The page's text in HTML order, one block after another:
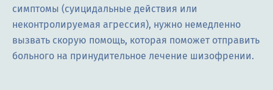
симптомы (суицидальные действия или
неконтролируемая агрессия), нужно немедленно
вызвать скорую помощь, которая поможет отправить
больного на принудительное лечение шизофрении.